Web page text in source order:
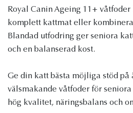
Royal Canin Ageing 11+ våtfoder
komplett kattmat eller
Blandad utfodring ger seniora
och en balanserad kost.
Ge din katt bästa möjliga stöd på
välsmakande våtfoder för
hög kvalitet, näringsbalans och